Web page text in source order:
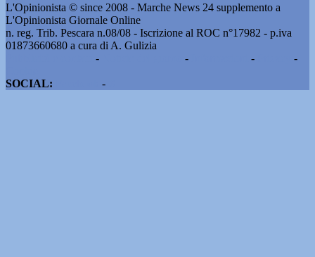
L'Opinionista © since 2008 - Marche News 24 supplemento a
L'Opinionista Giornale Online
n. reg. Trib. Pescara n.08/08 - Iscrizione al ROC n°17982 - p.iva
01873660680 a cura di A. Gulizia
- - -
-
SOCIAL:
-